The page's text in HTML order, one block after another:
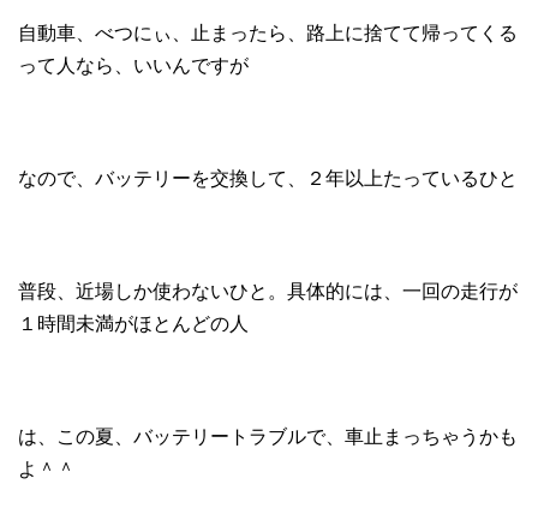
自動車、べつにぃ、止まったら、路上に捨てて帰ってくる
って人なら、いいんですが
なので、バッテリーを交換して、２年以上たっているひと
普段、近場しか使わないひと。具体的には、一回の走行が
１時間未満がほとんどの人
は、この夏、バッテリートラブルで、車止まっちゃうかも
よ＾＾